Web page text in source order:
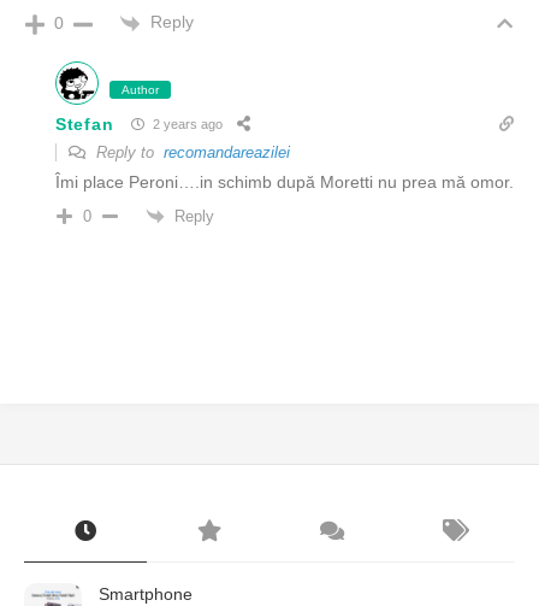
0 Reply
Author
Stefan 2 years ago
Reply to recomandareazilei
Îmi place Peroni….in schimb după Moretti nu prea mă omor.
0 Reply
Smartphone